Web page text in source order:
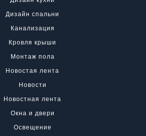
Дизайн спальни
Канализация
Кровля крыши
Монтаж пола
Новостая лента
Новости
Новостная лента
Окна и двери
Освещение